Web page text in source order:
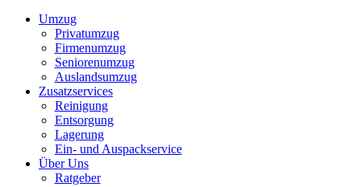
Umzug
Privatumzug
Firmenumzug
Seniorenumzug
Auslandsumzug
Zusatzservices
Reinigung
Entsorgung
Lagerung
Ein- und Auspackservice
Über Uns
Ratgeber